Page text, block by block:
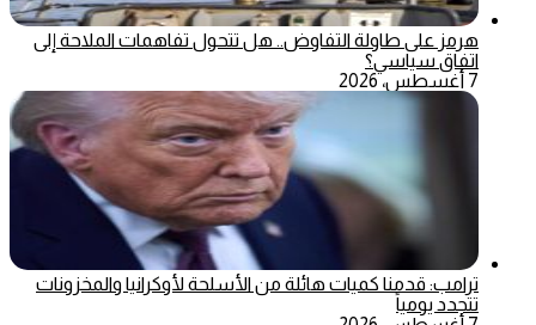
هرمز على طاولة التفاوض.. هل تتحول تفاهمات الملاحة إلى
اتفاق سياسي؟
7 أغسطس، 2026
ترامب: قدمنا كميات هائلة من الأسلحة لأوكرانيا والمخزونات
تتجدد يومياً